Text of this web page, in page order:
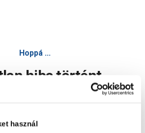
használ
Hoppá ...
hiba történt